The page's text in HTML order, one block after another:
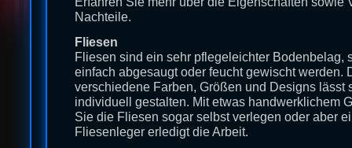
Nachteile.
Fliesen
Fliesen sind ein sehr pflegeleichter Bodenbelag,
einfach abgesaugt oder feucht gewischt werden.
verschiedene Farben, Größen und Designs lässt
individuell gestalten. Mit etwas handwerklichem
Sie die Fliesen sogar selbst verlegen oder aber
Fliesenleger erledigt die Arbeit.